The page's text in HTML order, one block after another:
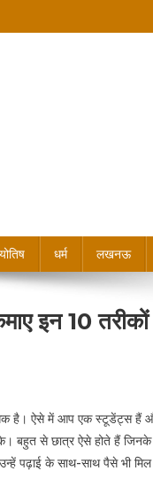
धर्म लखनऊ
इन 10
है। ऐसे में आप एक स्टूडेंट्स हैं
बहुत से छात्र ऐसे होते हैं जिनके
पढ़ाई के साथ-साथ पैसे भी मिल